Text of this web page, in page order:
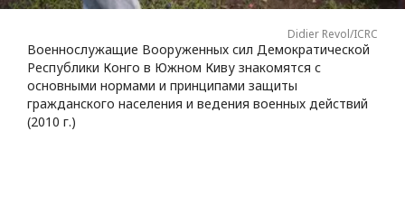
Didier Revol/ICRC
Военнослужащие Вооруженных сил Демократической
Республики Конго в Южном Киву знакомятся с
основными нормами и принципами защиты
гражданского населения и ведения военных действий
(2010 г.)